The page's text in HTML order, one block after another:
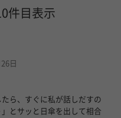
件目表示
日
ら、すぐに私が話しだすの
とサッと日傘を出して相合